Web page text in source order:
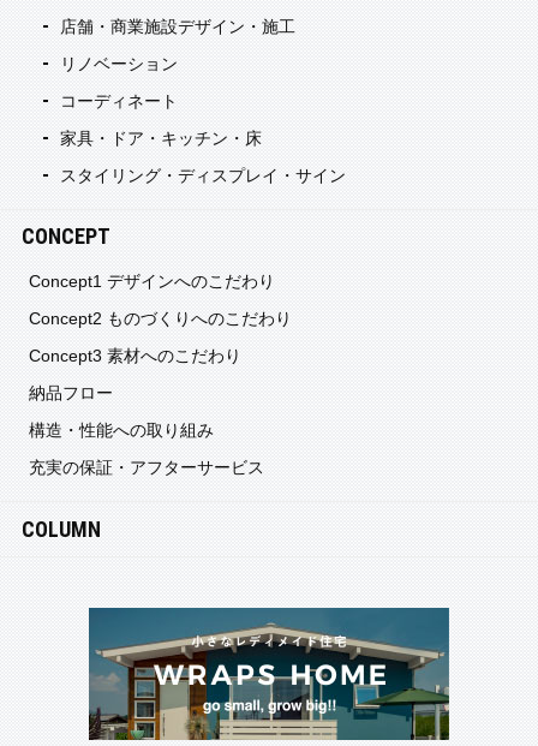
店舗・商業施設デザイン・施工
リノベーション
コーディネート
家具・ドア・キッチン・床
スタイリング・ディスプレイ・サイン
CONCEPT
Concept1 デザインへのこだわり
Concept2 ものづくりへのこだわり
Concept3 素材へのこだわり
納品フロー
構造・性能への取り組み
充実の保証・アフターサービス
COLUMN